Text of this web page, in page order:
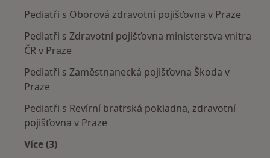
Pediatři s Oborová zdravotní pojišťovna v Praze
Pediatři s Zdravotní pojišťovna ministerstva vnitra
ČR v Praze
Pediatři s Zaměstnanecká pojišťovna Škoda v
Praze
Pediatři s Revírní bratrská pokladna, zdravotní
pojišťovna v Praze
Více (3)